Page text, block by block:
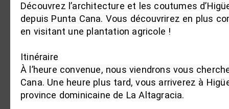
Découvrez l’architecture et les coutumes
depuis Punta Cana. Vous découvrirez en plus
en visitant une plantation agricole !
Itinéraire
À l’heure convenue, nous viendrons vous
Cana. Une heure plus tard, vous arriverez à
province dominicaine de La Altagracia.